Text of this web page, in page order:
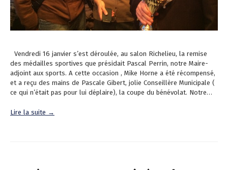
Vendredi 16 janvier s’est déroulée, au salon Richelieu, la remise
des médailles sportives que présidait Pascal Perrin, notre Maire-
adjoint aux sports. A cette occasion , Mike Horne a été récompensé,
et a reçu des mains de Pascale Gibert, jolie Conseillère Municipale (
ce qui n’était pas pour lui déplaire), la coupe du bénévolat. Notre…
Lire la suite →